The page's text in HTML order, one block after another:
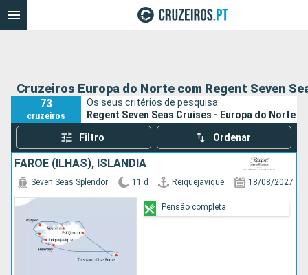
Cruzeiros Europa do Norte com Regent Seven
73
cruzeiros
Os seus critérios de pesquisa:
Regent Seven Seas Cruises - Europa do Norte
Filtro Ordenar
FAROE (ILHAS), ISLÂNDIA
Seven Seas Splendor 11 d Reiquejavique 18/08/2027
Pensão completa